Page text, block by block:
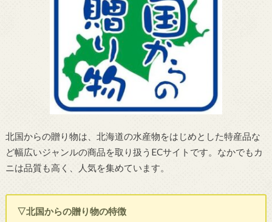
北国からの贈り物は、北海道の水産物をはじめとした特産品な
ど幅広いジャンルの商品を取り扱うECサイトです。なかでもカ
ニは品質も高く、人気を集めています。
▽北国からの贈り物の特徴